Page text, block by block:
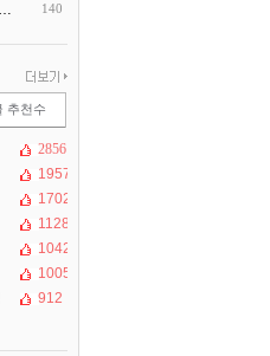
부산 스타벅스 근황 ㅎㄷㄷ 140
추천수
2856
1957
1702
1128
1042
1005
912